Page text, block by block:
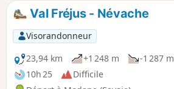
Val Fréjus - Névache
Visorandonneur
23,94 km
+1 248 m
-1 287 m
10h 25
Difficile